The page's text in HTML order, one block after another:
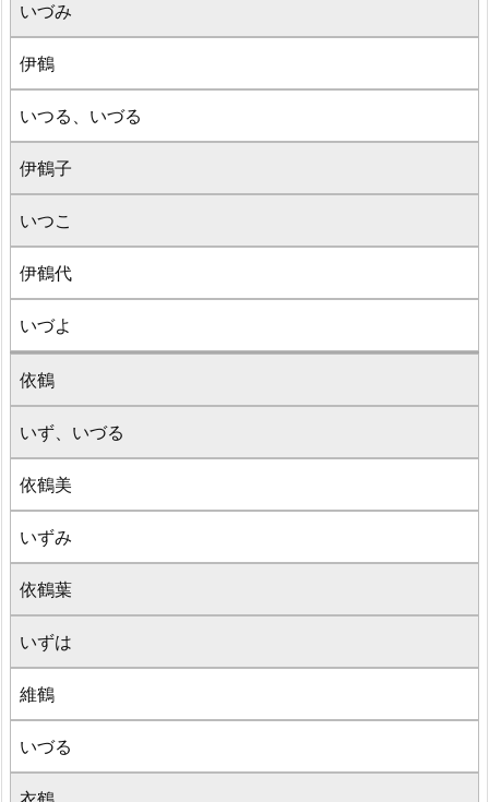
いづみ
伊鶴
いつる、いづる
伊鶴子
いつこ
伊鶴代
いづよ
依鶴
いず、いづる
依鶴美
いずみ
依鶴葉
いずは
維鶴
いづる